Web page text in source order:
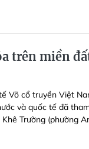
trên miền
Võ cổ truyền Việt
và quốc tế đã
Trường (phường